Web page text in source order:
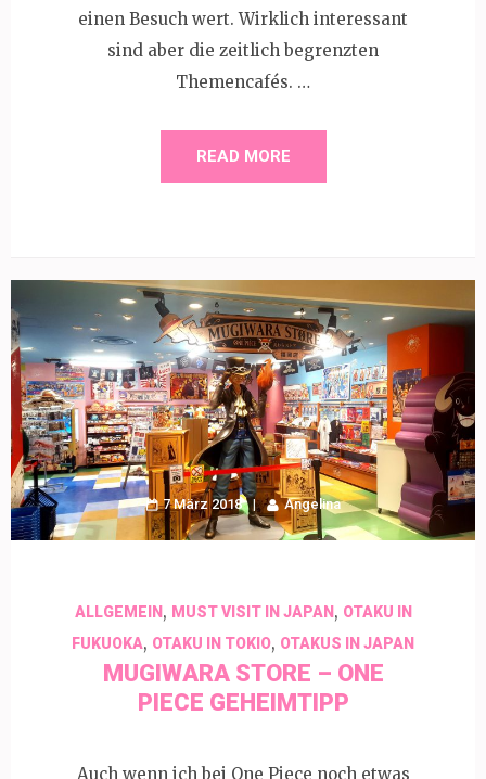
einen Besuch wert. Wirklich interessant
sind aber die zeitlich begrenzten
Themencafés. …
READ MORE
7 März 2018 Angelina
ALLGEMEIN, MUST VISIT IN JAPAN, OTAKU IN
FUKUOKA, OTAKU IN TOKIO, OTAKUS IN JAPAN
MUGIWARA STORE – ONE
PIECE GEHEIMTIPP
Auch wenn ich bei One Piece noch etwas